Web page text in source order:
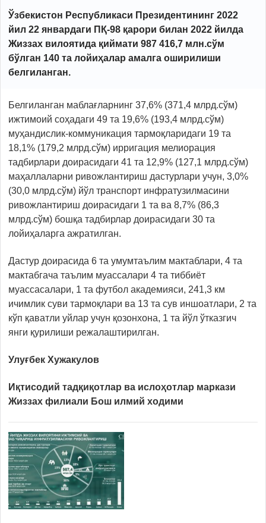
Ўзбекистон Республикаси Президентининг 2022
йил 22 январдаги ПҚ-98 қарори билан 2022 йилда
Жиззах вилоятида қиймати 987 416,7 млн.сўм
бўлган 140 та лойиҳалар амалга оширилиши
белгиланган.
Белгиланган маблағларнинг 37,6% (371,4 млрд.сўм)
ижтимоий соҳадаги 49 та 19,6% (193,4 млрд.сўм)
муҳандислик-коммуникация тармоқларидаги 19 та
18,1% (179,2 млрд.сўм) ирригация мелиорация
тадбирлари доирасидаги 41 та 12,9% (127,1 млрд.сўм)
маҳаллаларни ривожлантириш дастурлари учун, 3,0%
(30,0 млрд.сўм) йўл транспорт инфратузилмасини
ривожлантириш доирасидаги 1 та ва 8,7% (86,3
млрд.сўм) бошқа тадбирлар доирасидаги 30 та
лойиҳаларга ажратилган.
Дастур доирасида 6 та умумтаълим мактаблари, 4 та
мактабгача таълим муассалари 4 та тиббиёт
муассасалари, 1 та футбол академияси, 241,3 км
ичимлик суви тармоқлари ва 13 та сув иншоатлари, 2 та
кўп қаватли уйлар учун қозонхона, 1 та йўл ўтказгич
янги қурилиши режалаштирилган.
Улуғбек Хужакулов
Иқтисодий тадқиқотлар ва ислоҳотлар маркази
Жиззах филиали Бош илмий ходими